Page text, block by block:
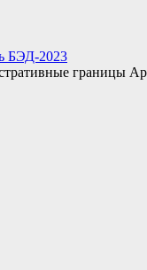
БЭД-2023
границы